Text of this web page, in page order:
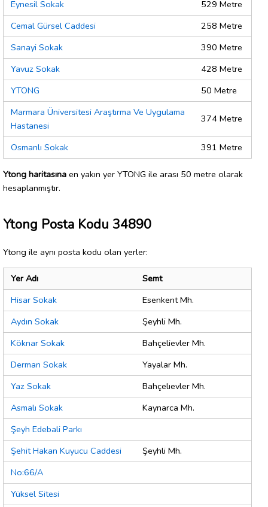
Eynesil Sokak
529 Metre
Cemal Gürsel Caddesi
258 Metre
Sanayi Sokak
390 Metre
Yavuz Sokak
428 Metre
YTONG
50 Metre
Marmara Üniversitesi Araştırma Ve Uygulama
Hastanesi
374 Metre
Osmanlı Sokak 391 Metre
Ytong haritasına en yakın yer YTONG ile arası 50 metre olarak
hesaplanmıştır.
Ytong Posta Kodu 34890
Ytong ile aynı posta kodu olan yerler:
Yer Adı
Semt
Hisar Sokak
Esenkent Mh.
Aydın Sokak
Şeyhli Mh.
Köknar Sokak
Bahçelievler Mh.
Derman Sokak
Yayalar Mh.
Yaz Sokak
Bahçelıevler Mh.
Asmalı Sokak
Kaynarca Mh.
Şeyh Edebali Parkı
Şehit Hakan Kuyucu Caddesi
Şeyhli Mh.
No:66/A
Yüksel Sitesi